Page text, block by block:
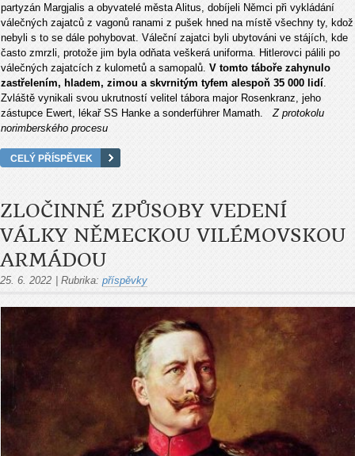
partyzán Margjalis a obyvatelé města Alitus, dobíjeli Němci při vykládání
válečných zajatců z vagonů ranami z pušek hned na místě všechny ty, kdož
nebyli s to se dále pohybovat. Váleční zajatci byli ubytováni ve stájích, kde
často zmrzli, protože jim byla odňata veškerá uniforma. Hitlerovci pálili po
válečných zajatcích z kulometů a samopalů. V tomto táboře zahynulo
zastřelením, hladem, zimou a skvrnitým tyfem alespoň 35 000 lidí
Zvláště vynikali svou ukrutností velitel tábora major Rosenkranz, jeho
zástupce Ewert, lékař SS Hanke a sonderführer Mamath. Z protokolu
norimberského procesu
CELÝ PŘÍSPĚVEK
ZLOČINNÉ ZPŮSOBY VEDENÍ
VÁLKY NĚMECKOU VILÉMOVSKOU
ARMÁDOU
25. 6. 2022 | Rubrika: příspěvky